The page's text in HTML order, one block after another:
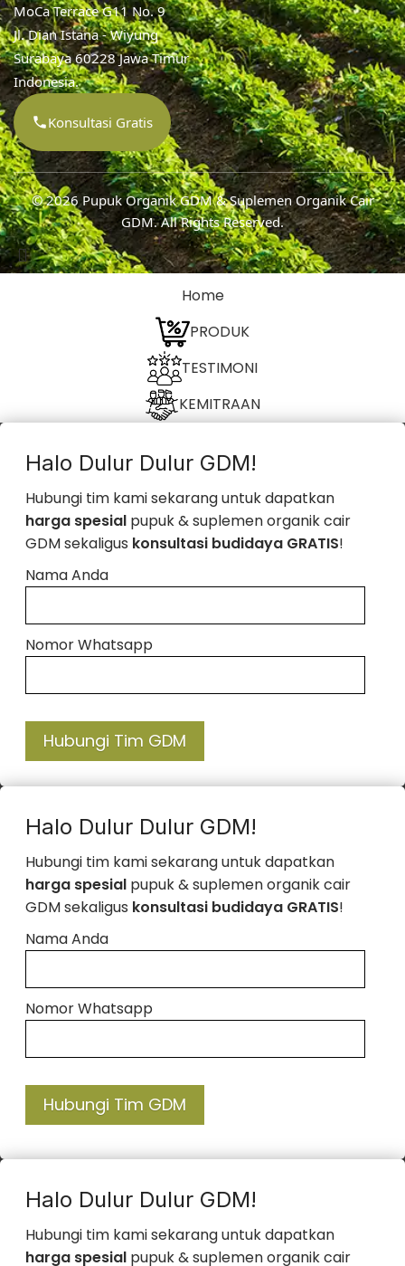
MoCa Terrace G11 No. 9
Jl. Dian Istana - Wiyung
Surabaya 60228 Jawa Timur
Indonesia.
Konsultasi Gratis
© 2026Pupuk Organik GDM & Suplemen Organik Cair
GDM. All Rights Reserved.
Home
PRODUK
TESTIMONI
KEMITRAAN
Halo Dulur Dulur GDM!
Hubungi tim kami sekarang untuk dapatkan
harga spesial pupuk & suplemen organik cair
GDM sekaligus konsultasi budidaya GRATIS!
Nama Anda
Nomor Whatsapp
Hubungi Tim GDM
Halo Dulur Dulur GDM!
Hubungi tim kami sekarang untuk dapatkan
harga spesial pupuk & suplemen organik cair
GDM sekaligus konsultasi budidaya GRATIS!
Nama Anda
Nomor Whatsapp
Hubungi Tim GDM
Halo Dulur Dulur GDM!
Hubungi tim kami sekarang untuk dapatkan
harga spesial pupuk & suplemen organik cair